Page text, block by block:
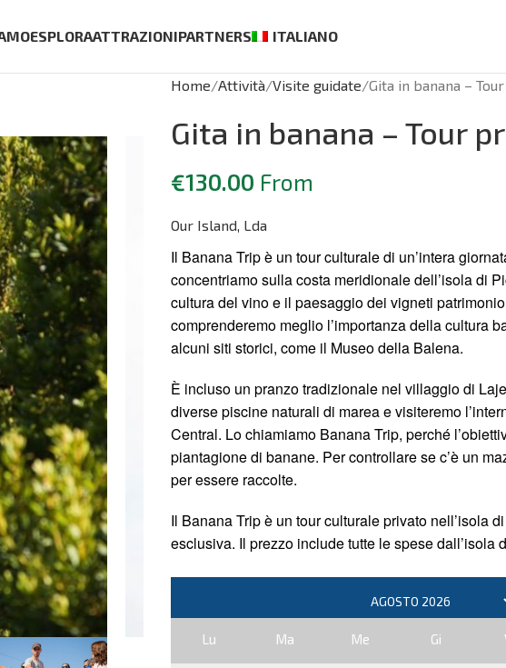
ESPLORAATTRAZIONIPARTNERS ITALIANO
Home Attività Visite guidate Gita in banana –
Gita in banana – Tour
€130.00 From
Our Island, Lda
Il Banana Trip è un tour culturale di un’intera
concentriamo sulla costa meridionale dell’isola di
cultura del vino e il paesaggio dei vigneti
comprenderemo meglio l’importanza della cultura
alcuni siti storici, come il Museo della Balena.
È incluso un pranzo tradizionale nel villaggio di
diverse piscine naturali di marea e visiteremo
Central. Lo chiamiamo Banana Trip, perché
piantagione di banane. Per controllare se c’è un
per essere raccolte.
Il Banana Trip è un tour culturale privato nell’isola
esclusiva. Il prezzo include tutte le spese dall’isola
Lu Ma Me Gi